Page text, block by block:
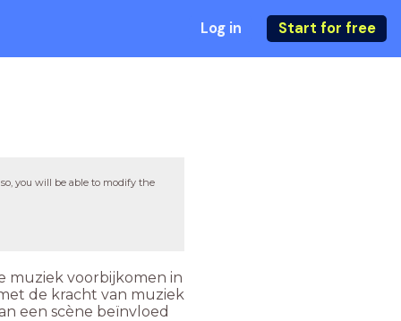
Log in Start for free
you will be able to modify the
muziek voorbijkomen in
de kracht van muziek
een scène beïnvloed